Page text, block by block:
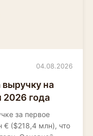
04.08.2026
на
2026 года
за первое
€ ($218,4 млн), что